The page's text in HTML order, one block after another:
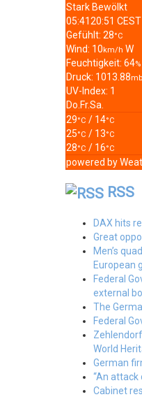
Stark Bewölkt
05:4120:51 CEST
Gefühlt: 28°C
Wind: 10km/h W
Feuchtigkeit: 64%
Druck: 1013.88
UV-Index: 1
Do. Fr.Sa.
29°C / 14°C
25°C / 13°C
28°C / 16°C
powered by
RSS
DAX hits
Great
Men’s
European
Federal
external
The
Federal
World
German
“An attack
Cabinet